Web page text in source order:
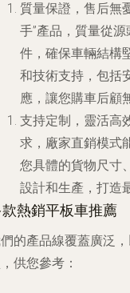
質量保證，售后無
手”產品，質量從
件，確保車輛結構
和技術支持，包括
應，讓您購車后顧
支持定制，靈活高
求，廠家直銷模式
您具體的貨物尺寸
設計和生產，打造
熱銷平板車推薦
的產品線覆蓋廣泛
供您參考：